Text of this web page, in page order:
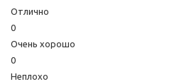
Отлично
0
Очень хорошо
0
Неплохо